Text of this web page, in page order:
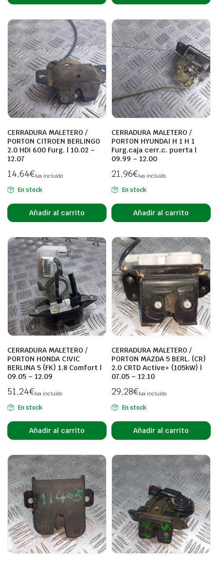
CERRADURA MALETERO /
PORTON CITROEN BERLINGO
2.0 HDi 600 Furg. | 10.02 –
12.07
14,64€Iva incluido
En stock
Añadir al carrito
CERRADURA MALETERO /
PORTON HYUNDAI H 1 H 1
Furg.caja cerr.c. puerta |
09.99 – 12.00
21,96€Iva incluido
En stock
Añadir al carrito
CERRADURA MALETERO /
PORTON HONDA CIVIC
BERLINA 5 (FK) 1.8 Comfort |
09.05 – 12.09
51,24€Iva incluido
En stock
Añadir al carrito
CERRADURA MALETERO /
PORTON MAZDA 5 BERL. (CR)
2.0 CRTD Active+ (105kW) |
07.05 – 12.10
29,28€Iva incluido
En stock
Añadir al carrito